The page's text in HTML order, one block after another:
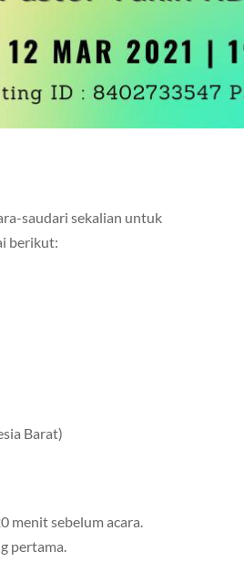
saudari sekalian untuk
berikut:
Barat)
menit sebelum acara.
pertama.